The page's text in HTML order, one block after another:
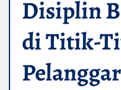
Disiplin
di Titik-